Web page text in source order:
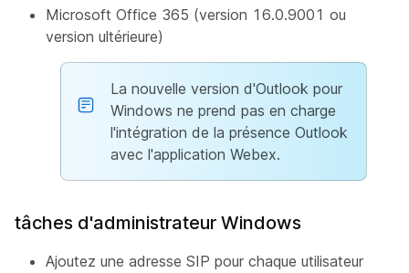
Microsoft Office 365 (version 16.0.9001 ou
version ultérieure)
La nouvelle version d'Outlook pour
Windows ne prend pas en charge
l'intégration de la présence Outlook
avec l'application Webex.
tâches d'administrateur Windows
Ajoutez une adresse SIP pour chaque utilisateur